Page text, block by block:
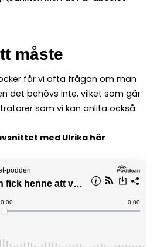
måste
får vi ofta frågan om man
det behövs inte, vilket som går
som vi kan anlita också.
med Ulrika här